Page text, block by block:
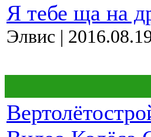
Я тебе ща на
Элвис |